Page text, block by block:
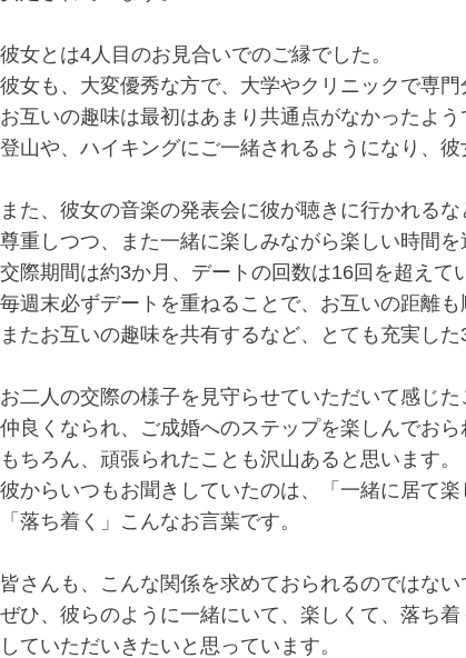
彼女とは4人目のお見合いでのご縁でした。
彼女も、大変優秀な方で、大学やクリニックで専門
お互いの趣味は最初はあまり共通点がなかったよ
登山や、ハイキングにご一緒されるようになり、
また、彼女の音楽の発表会に彼が聴きに行かれる
尊重しつつ、また一緒に楽しみながら楽しい時間
交際期間は約3か月、デートの回数は16回を超えて
毎週末必ずデートを重ねることで、お互いの距離も
またお互いの趣味を共有するなど、とても充実した
お二人の交際の様子を見守らせていただいて感じ
仲良くなられ、ご成婚へのステップを楽しんでおら
もちろん、頑張られたことも沢山あると思います。
彼からいつもお聞きしていたのは、「一緒に居て楽
「落ち着く」こんなお言葉です。
皆さんも、こんな関係を求めておられるのではない
ぜひ、彼らのように一緒にいて、楽しくて、落ち
していただいきたいと思っています。